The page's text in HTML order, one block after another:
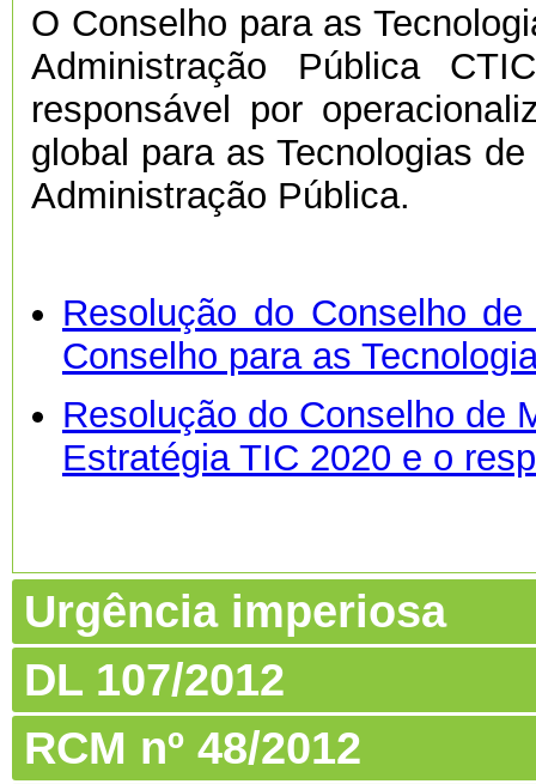
O Conselho para as
Administração Pública
responsável por
global para as Tecnologias
Administração Pública.
Resolução do Conselho
Conselho para as
Resolução do Conselho de
Estratégia TIC 2020 e o
Urgência imperiosa
DL 107/2012
RCM nº 48/2012